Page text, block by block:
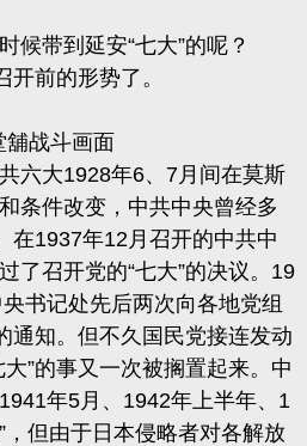
候带到延安“七大”的呢？
开前的形势了。
舖战斗画面
六大1928年6、7月间在莫斯
条件改变，中共中央曾经多
在1937年12月召开的中共中
了召开党的“七大”的决议。19
书记处先后两次向各地党组
通知。但不久国民党接连发动
”的事又一次被搁置起来。中
年5月、1942年上半年、1
，但由于日本侵略者对各解放